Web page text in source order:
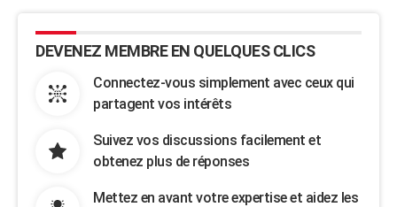
DEVENEZ MEMBRE EN QUELQUES CLICS
Connectez-vous simplement avec ceux qui
partagent vos intérêts
Suivez vos discussions facilement et
obtenez plus de réponses
Mettez en avant votre expertise et aidez les